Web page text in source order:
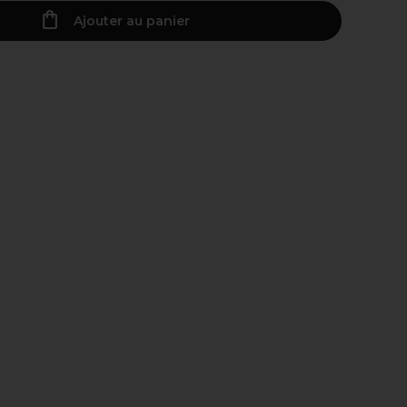
Ajouter au panier